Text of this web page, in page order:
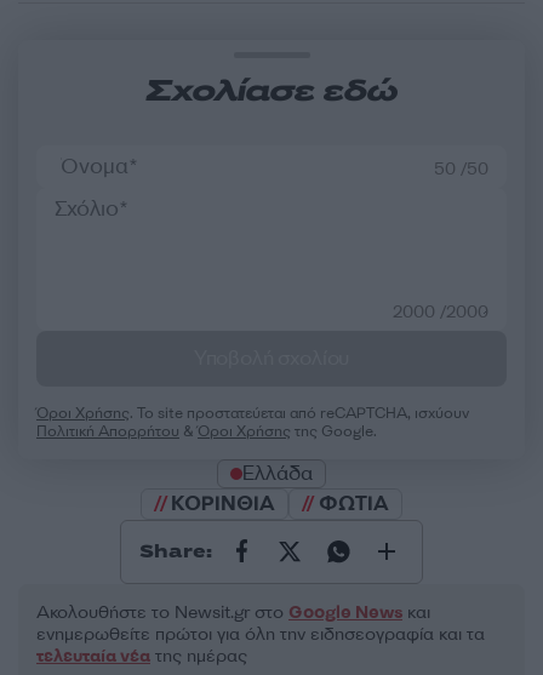
Σχολίασε εδώ
50 /50
2000 /2000
Όροι Χρήσης. Το site προστατεύεται από reCAPTCHA, ισχύουν
Πολιτική Απορρήτου &Όροι Χρήσης της Google.
Ελλάδα
ΚΟΡΙΝΘΙΑ
ΦΩΤΙΑ
Share:
Ακολουθήστε το Νewsit.gr στο Google News και
ενημερωθείτε πρώτοι για όλη την ειδησεογραφία και τα
τελευταία νέα της ημέρας